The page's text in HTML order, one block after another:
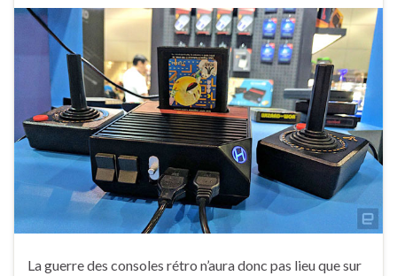
La guerre des consoles rétro n’aura donc pas lieu que sur